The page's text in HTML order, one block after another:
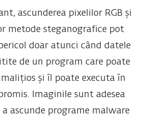
ascunderea pixelilor RGB și
metode steganografice pot
doar atunci când datele
de un program care poate
și îl poate executa în
Imaginile sunt adesea
ascunde programe malware